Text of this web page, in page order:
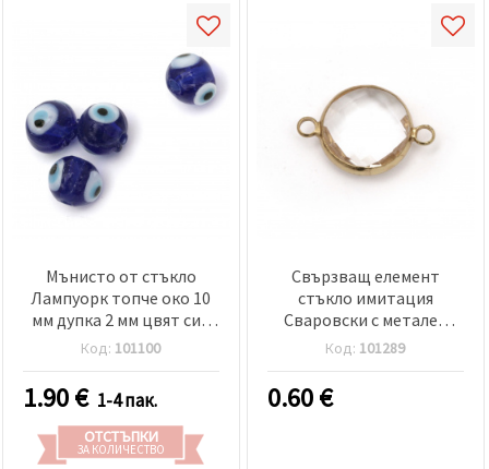
Мънисто от стъкло
Лампуорк топче око 10
мм дупка 2 мм цвят син
-10 броя
Код: 101100
1.90€ 1-4 пак.
ОТСТЪПКИ
ЗА КОЛИЧЕСТВО
Свързващ елемент
стъкло имитация
Сваровски с метален
обков кръг фасет
Код: 101289
0.60€